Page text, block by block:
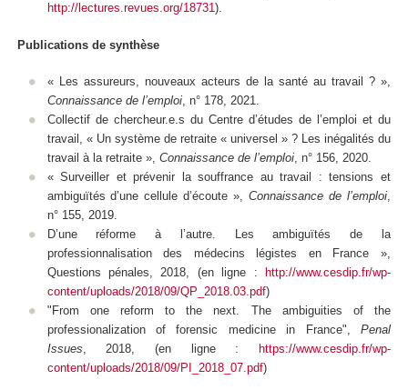
http://lectures.revues.org/18731).
Publications de synthèse
« Les assureurs, nouveaux acteurs de la santé au travail ? »,
Connaissance de l’emploi, n° 178, 2021.
Collectif de chercheur.e.s du Centre d’études de l’emploi et du
travail, « Un système de retraite « universel » ? Les inégalités du
travail à la retraite », Connaissance de l’emploi, n° 156, 2020.
« Surveiller et prévenir la souffrance au travail : tensions et
ambiguïtés d’une cellule d’écoute »,Connaissance de l’emploi,
n° 155, 2019.
D’une réforme à l’autre. Les ambiguïtés de la
professionnalisation des médecins légistes en France »,
Questions pénales, 2018, (en ligne :
http://www.cesdip.fr/wp-
content/uploads/2018/09/QP_2018.03.pdf)
"From one reform to the next. The ambiguities of the
professionalization of forensic medicine in France", Penal
Issues, 2018, (en ligne :
https://www.cesdip.fr/wp-
content/uploads/2018/09/PI_2018_07.pdf)